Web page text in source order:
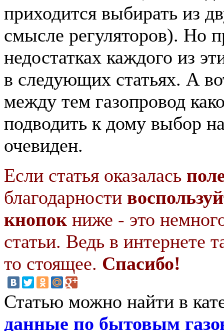
приходится выбирать из
смысле регуляторов). Но
недостатках каждого из
в следующих статьях. А
между тем газопровод
подводить к дому выбор
очевиден.
Если статья оказалась
благодарности
кнопок ниже - это
статьи. Ведь в интернете
то стоящее. Спасибо!
Статью можно найти в
данные по бытовым